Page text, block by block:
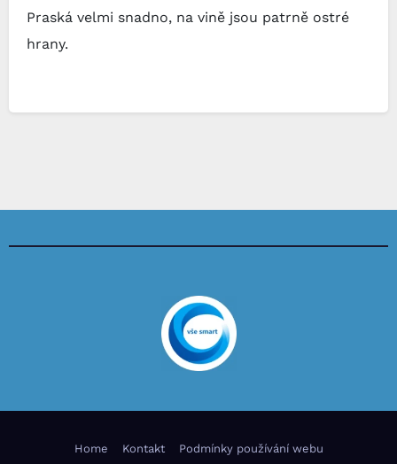
Praská velmi snadno, na vině jsou patrně ostré
hrany.
Home Kontakt Podmínky používání webu